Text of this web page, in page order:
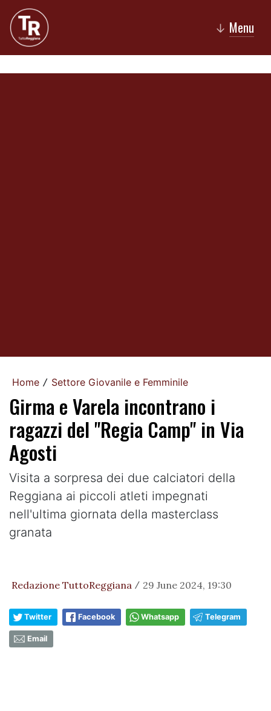
↓ Menu
Home / Settore Giovanile e Femminile
Girma e Varela incontrano i
ragazzi del "Regia Camp" in Via
Agosti
Visita a sorpresa dei due calciatori della
Reggiana ai piccoli atleti impegnati
nell'ultima giornata della masterclass
granata
Redazione TuttoReggiana / 29 June 2024, 19:30
Twitter Facebook Whatsapp Telegram
Email